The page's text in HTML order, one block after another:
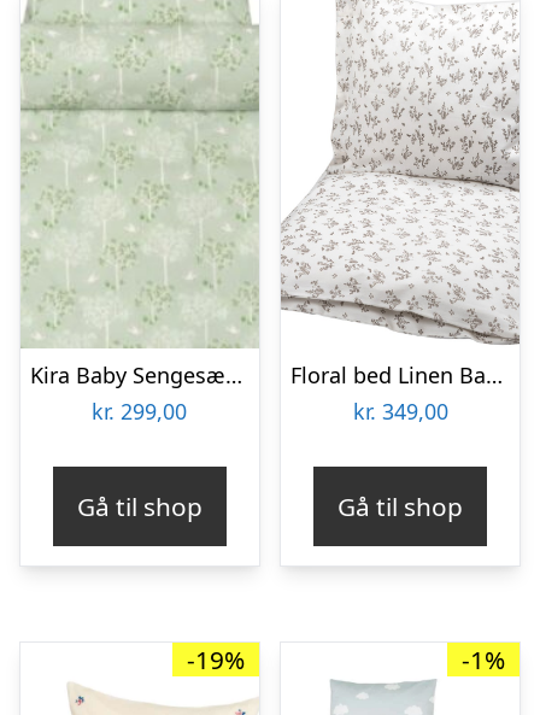
Kira Baby Sengesæt Grøn
kr. 299,00
Gå til shop
Floral bed Linen Baby
kr. 349,00
Gå til shop
-19% -1%